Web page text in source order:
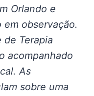
Orlando e
observação.
de Terapia
acompanhado
As
sobre uma